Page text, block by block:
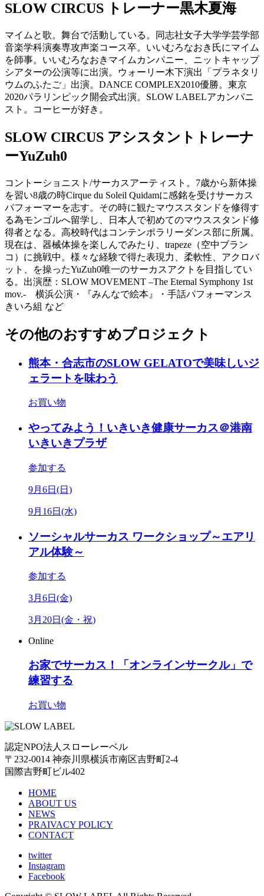
SLOW CIRCUS トレーナー黒木夏海
マイムと歌。舞台で活動している。同志社女子大学学芸学部
音楽学科演奏専攻声楽コース卒。いいむろなおき氏にマイム
を師事。いいむろなおきマイムカンパニー、ニットキャップ
シアターの公演等に出演。ウォーリー木下演出「プラネタリ
ウムのふたご」出演。DANCE COMPLEX2010優勝。東京
2020パラリンピック開会式出演。SLOW LABELアカンパニ
スト。コーヒーが好き。
SLOW CIRCUS アシスタントトレーナ
ーYuZuh0
コントーショニスト/サーカスアーティスト。7歳から新体操
を習い8歳の時Cirque du Soleil Quidamに感銘を受けサーカス
パフォーマーを志す。その時に観たマウススタンドを修得す
る為モンゴルへ留学し、日本人で初めてのマウススタンド修
得者となる。高校時代はコンテンポラリーダンス部に所属。
現在は、器械体操を楽しんでみたり、trapeze（空中ブラン
コ）に挑戦中。様々な経験で得た表現力、柔軟性、アクロバ
ット、を操ったYuZuh0唯一のサーカスアクトを目指してい
る。出演歴：SLOW MOVEMENT –The Eternal Symphony 1st
mov.- 横浜公演・『みんなで絵本』・手話パフォーマンス
きいろ組 など
その他のおすすめプロジェクト
熊本・合志市のSLOW GELATOで美味しいジ
ェラートを味わう
お買い物
やってみよう！いきいき健康サーカス＠港南
いきいきプラザ
参加する
9月6日(日)
9月16日(水)
ソーシャルサーカス ワークショップ～エアリ
アル体験～
参加する
3月6日(金)
3月20日(金・祝)
Online
お家でサーカス！「オンラインサークル」で
練習する
お買い物
認定NPO法人スローレーベル
〒232-0014 神奈川県横浜市南区吉野町2-4
国際吉野町ビル402
HOME
ABOUT US
NEWS
PRAIVACY POLICY
CONTACT
twitter
Instagram
Facebook